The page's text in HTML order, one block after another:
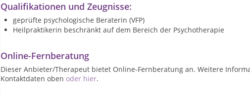
Qualifikationen und Zeugnisse:
geprüfte psychologische Beraterin (VFP)
Heilpraktikerin beschränkt auf dem Bereich der Psychotherapie
Online-Fernberatung
Dieser Anbieter/Therapeut bietet Online-Fernberatung an. Weitere
Kontaktdaten oben oder hier.